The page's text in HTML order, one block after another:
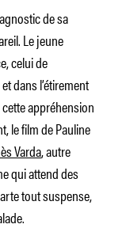
de sa
Le jeune
celui de
dans l’étirement
appréhension
le film de Pauline
Varda, autre
qui attend des
tout suspense,